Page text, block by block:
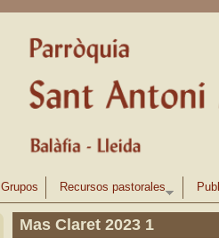
Grupos Recursos pastorales
Mas Claret 2023 1